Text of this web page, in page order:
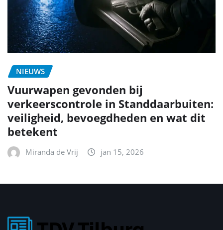
NIEUWS
Vuurwapen gevonden bij
verkeerscontrole in Standdaarbuiten:
veiligheid, bevoegdheden en wat dit
betekent
Miranda de Vrij jan 15, 2026